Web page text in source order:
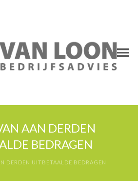
AAN DERDEN
BEDRAGEN
DERDEN UITBETAALDE BEDRAGEN